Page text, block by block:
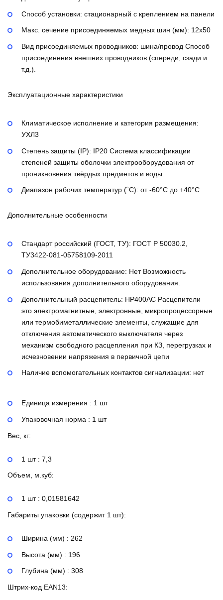
Способ установки: стационарный с креплением на панели
Макс. сечение присоединяемых медных шин (мм): 12х50
Вид присоединяемых проводников: шина/провод Способ
присоединения внешних проводников (спереди, сзади и
т.д.).
Эксплуатационные характеристики
Климатическое исполнение и категория размещения:
УХЛ3
Степень защиты (IP): IP20 Система классификации
степеней защиты оболочки электрооборудования от
проникновения твёрдых предметов и воды.
Диапазон рабочих температур (˚С): от -60°С до +40°С
Дополнительные особенности
Стандарт российский (ГОСТ, ТУ): ГОСТ Р 50030.2,
ТУ3422-081-05758109-2011
Дополнительное оборудование: Нет Возможность
использования дополнительного оборудования.
Дополнительный расцепитель: НР400AC Расцепители —
это электромагнитные, электронные, микропроцессорные
или термобиметаллические элементы, служащие для
отключения автоматического выключателя через
механизм свободного расцепления при КЗ, перегрузках и
исчезновении напряжения в первичной цепи
Наличие вспомогательных контактов сигнализации: нет
Единица измерения : 1 шт
Упаковочная норма : 1 шт
Вес, кг:
1 шт : 7,3
Объем, м.куб:
1 шт : 0,01581642
Габариты упаковки (содержит 1 шт):
Ширина (мм) : 262
Высота (мм) : 196
Глубина (мм) : 308
Штрих-код EAN13: